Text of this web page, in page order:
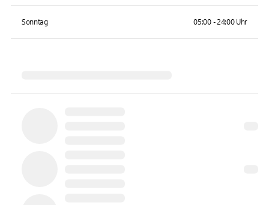
Sonntag 05:00 - 24:00 Uhr